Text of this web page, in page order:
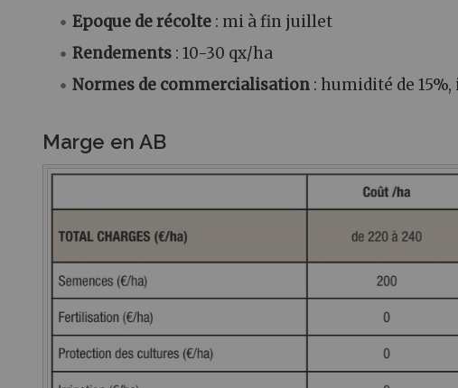
Epoque de récolte : mi à fin juillet
Rendements : 10-30 qx/ha
Normes de commercialisation : humidité de
Marge en AB